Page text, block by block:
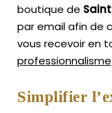
boutique de
par email afin de
vous recevoir en
professionnalisme.
Simplifier